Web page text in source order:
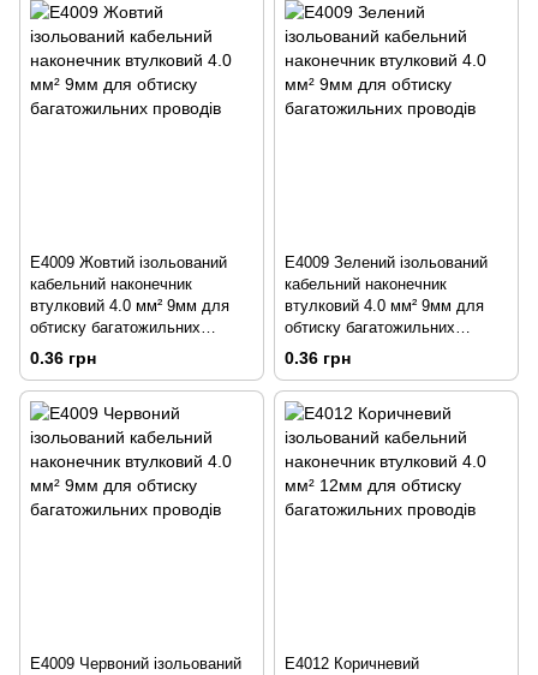
E4009 Жовтий ізольований
кабельний наконечник
втулковий 4.0 мм² 9мм для
обтиску багатожильних
проводів
0.36 грн
E4009 Зелений ізольований
кабельний наконечник
втулковий 4.0 мм² 9мм для
обтиску багатожильних
проводів
0.36 грн
E4009 Червоний ізольований
E4012 Коричневий